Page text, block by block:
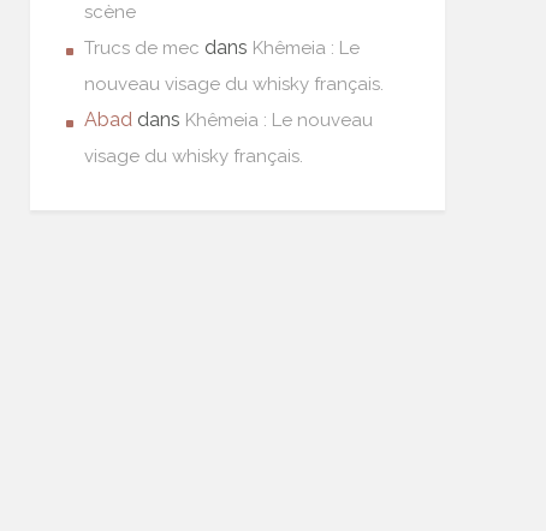
scène
Trucs de mec dans Khêmeia : Le
nouveau visage du whisky français.
Abad dans Khêmeia : Le nouveau
visage du whisky français.